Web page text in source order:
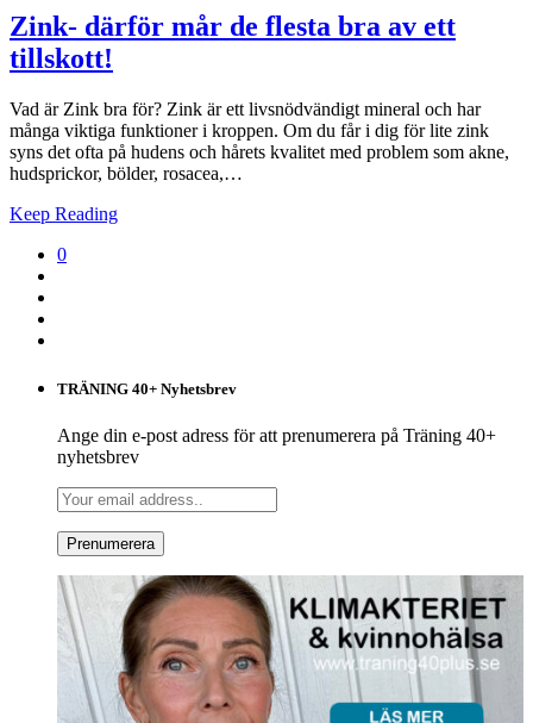
Zink- därför mår de flesta bra av ett
tillskott!
Vad är Zink bra för? Zink är ett livsnödvändigt mineral och har
många viktiga funktioner i kroppen. Om du får i dig för lite zink
syns det ofta på hudens och hårets kvalitet med problem som akne,
hudsprickor, bölder, rosacea,…
Keep Reading
0
TRÄNING 40+ Nyhetsbrev
Ange din e-post adress för att prenumerera på Träning 40+
nyhetsbrev